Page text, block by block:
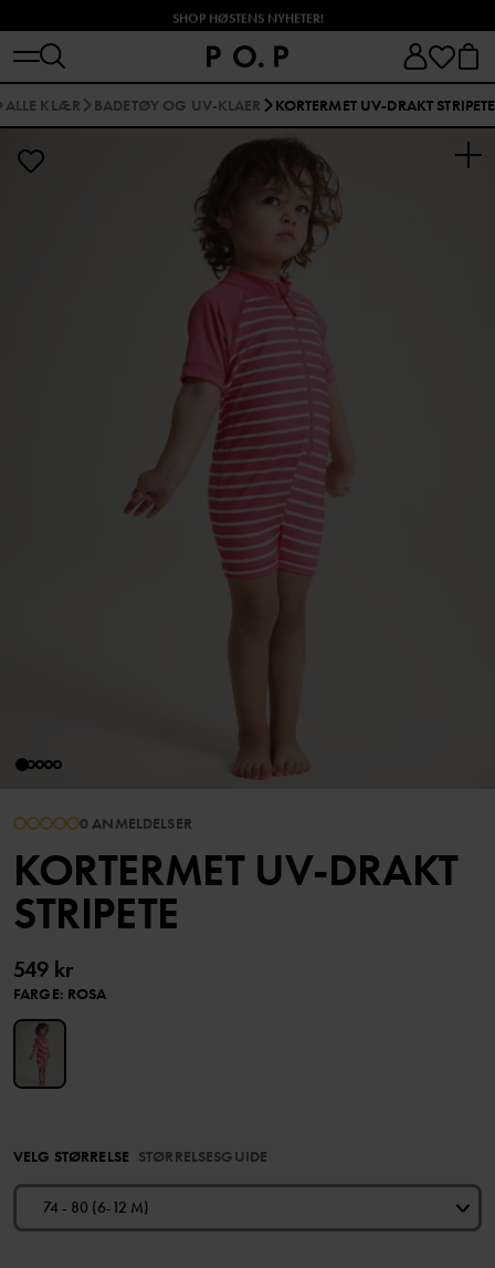
SHOP HØSTENS NYHETER!
ALLE KLÆR BADETØY OG UV-KLAER KORTERMET UV-DRAKT STRIPETE
0 ANMELDELSER
KORTERMET UV-DRAKT
STRIPETE
549 kr
FARGE: ROSA
VELG STØRRELSE STØRRELSESGUIDE
74 - 80 (6-12 M)